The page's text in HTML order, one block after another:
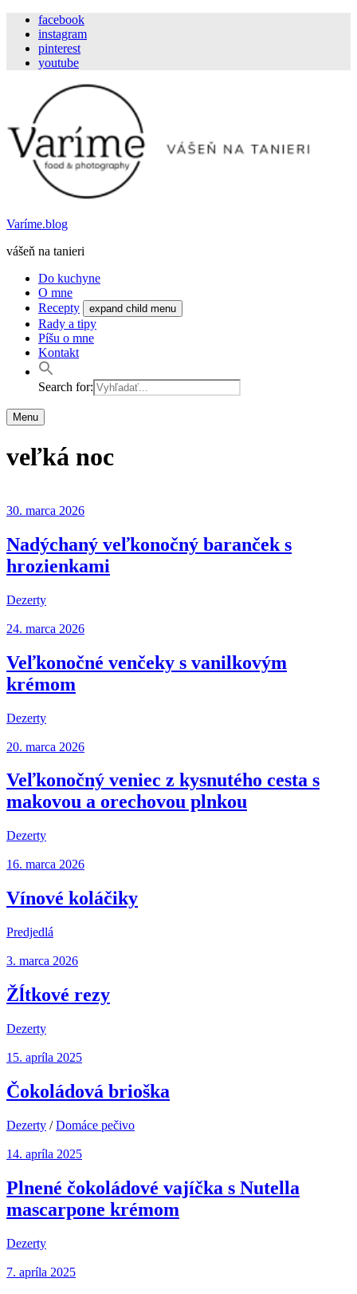
facebook
instagram
pinterest
youtube
Varíme.blog
vášeň na tanieri
Do kuchyne
O mne
Recepty
expand child menu
Rady a tipy
Píšu o mne
Kontakt
Search for:
Menu
veľká noc
30. marca 2026
Nadýchaný veľkonočný baranček s
hrozienkami
Dezerty
24. marca 2026
Veľkonočné venčeky s vanilkovým
krémom
Dezerty
20. marca 2026
Veľkonočný veniec z kysnutého cesta s
makovou a orechovou plnkou
Dezerty
16. marca 2026
Vínové koláčiky
Predjedlá
3. marca 2026
Žĺtkové rezy
Dezerty
15. apríla 2025
Čokoládová brioška
Dezerty /Domáce pečivo
14. apríla 2025
Plnené čokoládové vajíčka s Nutella
mascarpone krémom
Dezerty
7. apríla 2025